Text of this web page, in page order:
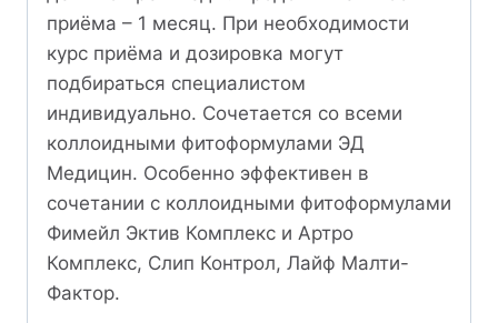
приёма – 1 месяц. При необходимости
курс приёма и дозировка могут
подбираться специалистом
индивидуально. Сочетается со всеми
коллоидными фитоформулами ЭД
Медицин. Особенно эффективен в
сочетании с коллоидными фитоформулами
Фимейл Эктив Комплекс и Артро
Комплекс, Слип Контрол, Лайф Малти-
Фактор.